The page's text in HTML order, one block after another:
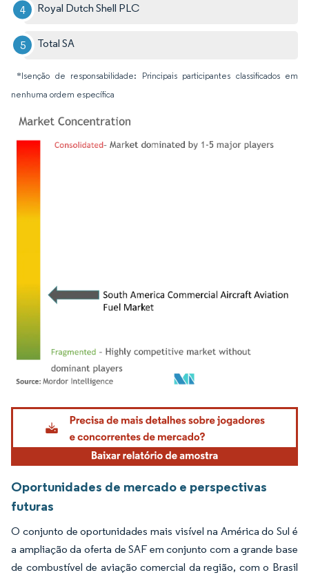
Royal Dutch Shell PLC
Total SA
*Isenção de responsabilidade: Principais participantes classificados em
nenhuma ordem específica
Imagem © Mordor Intelligence. O reuso requer atribuição conforme CC BY 4.0.
Oportunidades de mercado e perspectivas
futuras
O conjunto de oportunidades mais visível na América do Sul é
a ampliação da oferta de SAF em conjunto com a grande base
de combustível de aviação comercial da região, com o Brasil